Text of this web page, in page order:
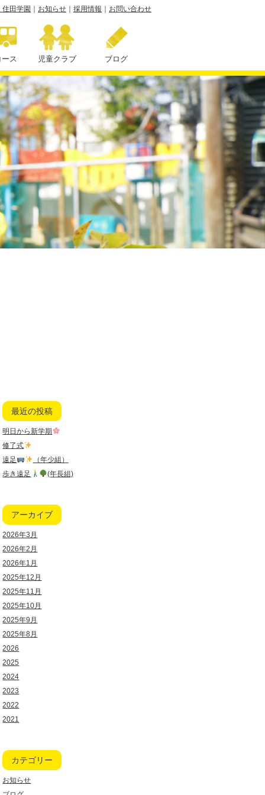
住田学園 お知らせ 採用情報 お問い合わせ
ス 児童クラブ ブログ
最近の投稿
明日から新学期
修了式
遠足
（年少組）
歩き遠足
(年長組)
アーカイブ
2026年3月
2026年2月
2026年1月
2025年12月
2025年11月
2025年10月
2025年9月
2025年8月
2026
2025
2024
2023
2022
2021
カテゴリー
お知らせ